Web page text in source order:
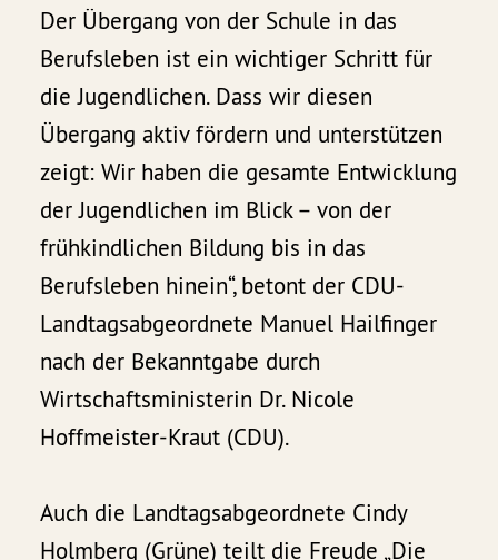
Der Übergang von der Schule in das
Berufsleben ist ein wichtiger Schritt für
die Jugendlichen. Dass wir diesen
Übergang aktiv fördern und unterstützen
zeigt: Wir haben die gesamte Entwicklung
der Jugendlichen im Blick – von der
frühkindlichen Bildung bis in das
Berufsleben hinein“, betont der CDU-
Landtagsabgeordnete Manuel Hailfinger
nach der Bekanntgabe durch
Wirtschaftsministerin Dr. Nicole
Hoffmeister-Kraut (CDU).
Auch die Landtagsabgeordnete Cindy
Holmberg (Grüne) teilt die Freude „Die